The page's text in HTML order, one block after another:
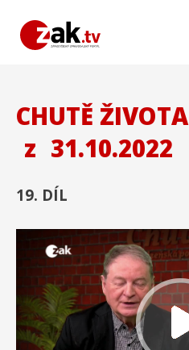
CHUTĚ ŽIVOTA
z 31.10.2022
19. DÍL